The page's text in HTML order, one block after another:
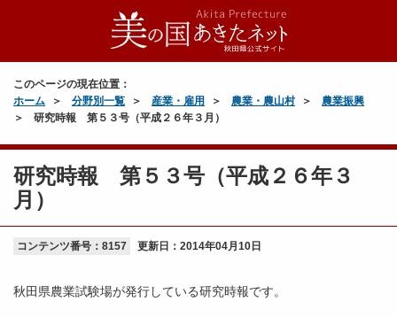
このページの現在位置：
ホーム
分野別一覧 産業・雇用 農業・農山村
農業振興
研究時報 第５３号（平成２６年３月）
研究時報 第５３号（平成２６年３
月）
コンテンツ番号：8157 更新日： 2014年04月10日
秋田県農業試験場が発行している研究時報です。